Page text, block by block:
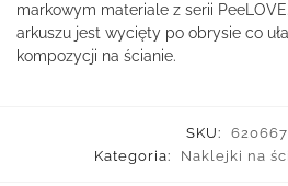
markowym materiale z serii
arkuszu jest wycięty po obrysie co
kompozycji na ścianie.
SKU:
Kategoria:
Naklejki na